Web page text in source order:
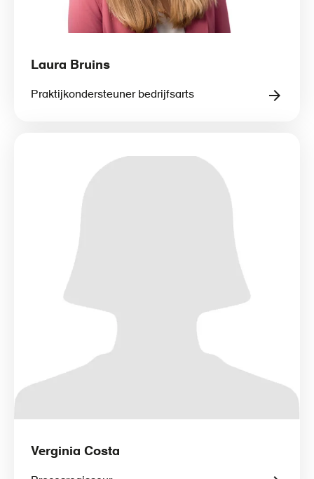
Laura Bruins
Praktijkondersteuner bedrijfsarts
Verginia Costa